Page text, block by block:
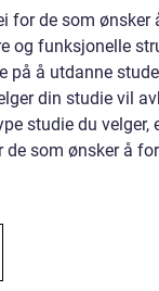
for de som ønsker
og funksjonelle
på å utdanne
din studie vil
studie du velger,
de som ønsker å